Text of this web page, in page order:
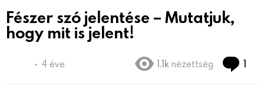
Fészer szó jelentése – Mutatjuk,
hogy mit is jelent!
4 éve 1.1k nézettség 1